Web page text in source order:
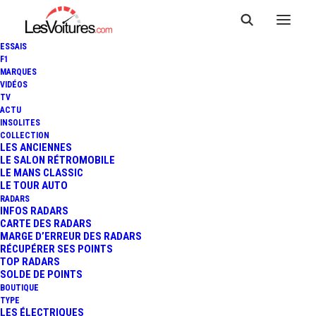
ESSAIS
F1
MARQUES
VIDÉOS
TV
ACTU
INSOLITES
COLLECTION
LES ANCIENNES
LE SALON RÉTROMOBILE
LE MANS CLASSIC
LE TOUR AUTO
RADARS
INFOS RADARS
CARTE DES RADARS
MARGE D’ERREUR DES RADARS
RÉCUPÉRER SES POINTS
TOP RADARS
SOLDE DE POINTS
BOUTIQUE
TYPE
LES ÉLECTRIQUES
21 octobre 2014
VIDÉO : LA NISSAN GT-R